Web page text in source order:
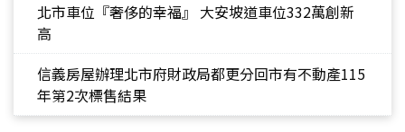
北市車位『奢侈的幸福』 大安坡道車位332萬創新
高
信義房屋辦理北市府財政局都更分回市有不動產115
年第2次標售結果